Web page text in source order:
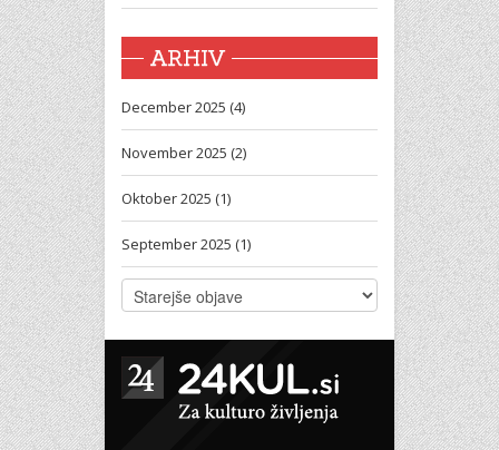
ARHIV
December 2025 (4)
November 2025 (2)
Oktober 2025 (1)
September 2025 (1)